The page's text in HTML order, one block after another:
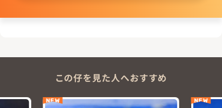
この仔を見た人へおすすめ
NEW NEW